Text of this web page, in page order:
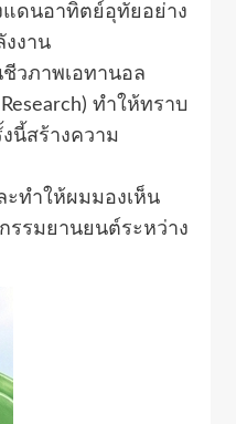
แดนอาทิตย์อุทัยอย่าง
งาน
วภาพเอทานอล
ทำให้ทราบ
นี้สร้างความ
ะทำให้ผมมองเห็น
รรมยานยนต์ระหว่าง